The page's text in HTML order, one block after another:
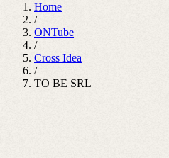
Home
/
ONTube
/
Cross Idea
/
TO BE SRL